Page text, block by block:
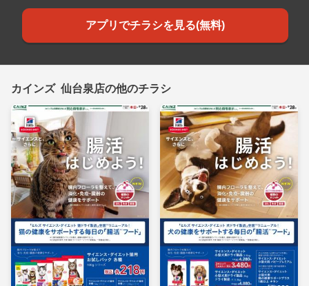
アプリでチラシを見る(無料)
カインズ 仙台泉店の他のチラシ